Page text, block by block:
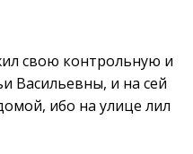
свою контрольную и
Васильевны, и на сей
ибо на улице лил